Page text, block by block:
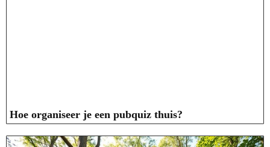
Hoe organiseer je een pubquiz thuis?